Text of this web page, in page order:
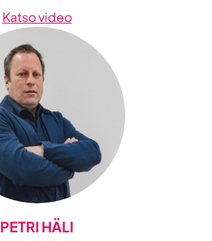
Katso video
PETRI HÄLI